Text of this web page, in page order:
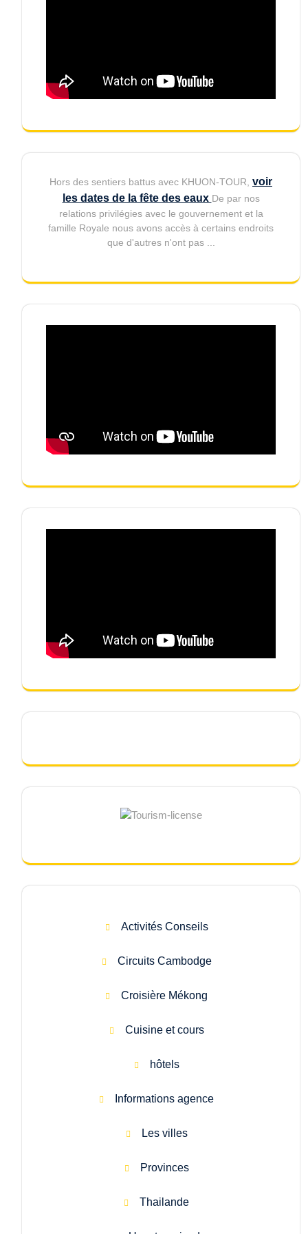
Hors des sentiers battus avec KHUON-TOUR, voir
les dates de la fête des eaux De par nos
relations privilégies avec le gouvernement et la
famille Royale nous avons accès à certains endroits
que d'autres n'ont pas ...
Activités Conseils
Circuits Cambodge
Croisière Mékong
Cuisine et cours
hôtels
Informations agence
Les villes
Provinces
Thailande